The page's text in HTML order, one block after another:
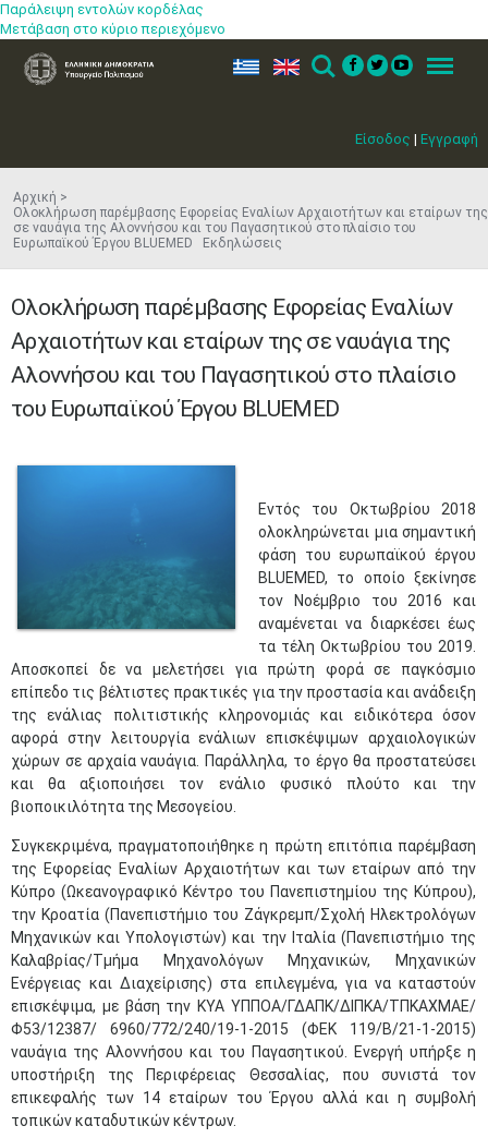
Παράλειψη εντολών κορδέλας
Μετάβαση στο κύριο περιεχόμενο
Είσοδος | Εγγραφή
ελ en Search Menu
Αρχική
Ολοκλήρωση παρέμβασης Εφορείας Εναλίων Αρχαιοτήτων και εταίρων της
σε ναυάγια της Αλοννήσου και του Παγασητικού στο πλαίσιο του
Ευρωπαϊκού Έργου BLUEMED Εκδηλώσεις
Ολοκλήρωση παρέμβασης Εφορείας Εναλίων
Αρχαιοτήτων και εταίρων της σε ναυάγια της
Αλοννήσου και του Παγασητικού στο πλαίσιο
του Ευρωπαϊκού Έργου BLUEMED
Εντός του Οκτωβρίου 2018
ολοκληρώνεται μια σημαντική
φάση του ευρωπαϊκού έργου
BLUEMED, το οποίο ξεκίνησε
τον Νοέμβριο του 2016 και
αναμένεται να διαρκέσει έως
τα τέλη Οκτωβρίου του 2019.
Αποσκοπεί δε να μελετήσει για πρώτη φορά σε παγκόσμιο
επίπεδο τις βέλτιστες πρακτικές για την προστασία και ανάδειξη
της ενάλιας πολιτιστικής κληρονομιάς και ειδικότερα όσον
αφορά στην λειτουργία ενάλιων επισκέψιμων αρχαιολογικών
χώρων σε αρχαία ναυάγια. Παράλληλα, το έργο θα προστατεύσει
και θα αξιοποιήσει τον ενάλιο φυσικό πλούτο και την
βιοποικιλότητα της Μεσογείου.
Συγκεκριμένα, πραγματοποιήθηκε η πρώτη επιτόπια παρέμβαση
της Εφορείας Εναλίων Αρχαιοτήτων και των εταίρων από την
Κύπρο (Ωκεανογραφικό Κέντρο του Πανεπιστημίου της Κύπρου),
την Κροατία (Πανεπιστήμιο του Ζάγκρεμπ/Σχολή Ηλεκτρολόγων
Μηχανικών και Υπολογιστών) και την Ιταλία (Πανεπιστήμιο της
Καλαβρίας/Τμήμα Μηχανολόγων Μηχανικών, Μηχανικών
Ενέργειας και Διαχείρισης) στα επιλεγμένα, για να καταστούν
επισκέψιμα, με βάση την ΚΥΑ ΥΠΠΟΑ/ΓΔΑΠΚ/ΔΙΠΚΑ/ΤΠΚΑΧΜΑΕ/
Φ53/12387/ 6960/772/240/19-1-2015 (ΦΕΚ 119/Β/21-1-2015)
ναυάγια της Αλοννήσου και του Παγασητικού. Ενεργή υπήρξε η
υποστήριξη της Περιφέρειας Θεσσαλίας, που συνιστά τον
επικεφαλής των 14 εταίρων του Έργου αλλά και η συμβολή
τοπικών καταδυτικών κέντρων.